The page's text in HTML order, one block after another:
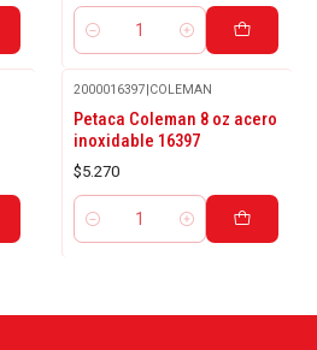
Cantidad
2000016397 COLEMAN
Petaca Coleman 8 oz acero
inoxidable 16397
$5.270
Cantidad